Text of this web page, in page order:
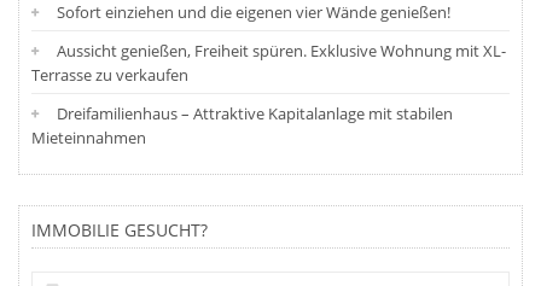
Sofort einziehen und die eigenen vier Wände genießen!
Aussicht genießen, Freiheit spüren. Exklusive Wohnung mit XL-
Terrasse zu verkaufen
Dreifamilienhaus – Attraktive Kapitalanlage mit stabilen
Mieteinnahmen
IMMOBILIE GESUCHT?